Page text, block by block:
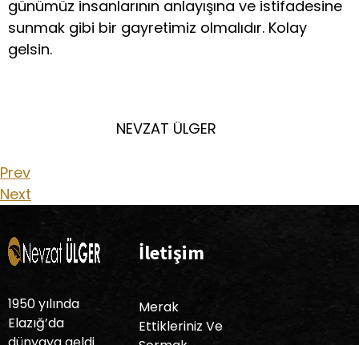
günümüz insanlarının anlayışına ve istifadesine
sunmak gibi bir gayretimiz olmalıdır. Kolay
gelsin.
NEVZAT ÜLGER
Prev
Next
1950 yılında
Elazığ’da
İletişim
Merak
Ettikleriniz Ve